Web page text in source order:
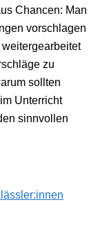
Chancen: Man
vorschlagen
zu
sollten
Unterricht
sinnvollen